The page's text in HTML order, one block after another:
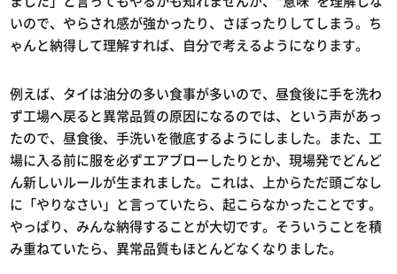
いので、やらされ感が強かったり、さぼったりしてしまう。ち
ゃんと納得して理解すれば、自分で考えるようになります。
例えば、タイは油分の多い食事が多いので、昼食後に手を洗わ
ず工場へ戻ると異常品質の原因になるのでは、という声があっ
たので、昼食後、手洗いを徹底するようにしました。また、工
場に入る前に服を必ずエアブローしたりとか、現場発でどんど
ん新しいルールが生まれました。これは、上からただ頭ごなし
に「やりなさい」と言っていたら、起こらなかったことです。
やっぱり、みんな納得することが大切です。そういうことを積
み重ねていたら、異常品質もほとんどなくなりました。